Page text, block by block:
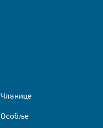
Чланице
Особље